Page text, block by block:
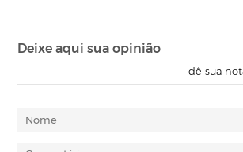
Deixe aqui sua opinião
dê sua